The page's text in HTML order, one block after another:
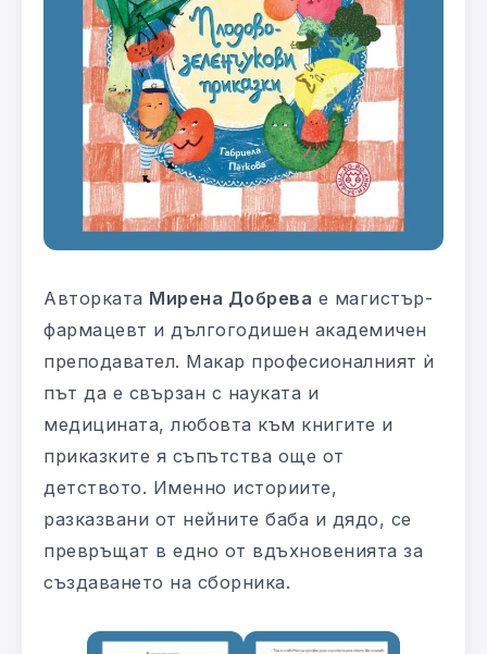
Авторката Мирена Добрева е магистър-
фармацевт и дългогодишен академичен
преподавател. Макар професионалният ѝ
път да е свързан с науката и
медицината, любовта към книгите и
приказките я съпътства още от
детството. Именно историите,
разказвани от нейните баба и дядо, се
превръщат в едно от вдъхновенията за
създаването на сборника.